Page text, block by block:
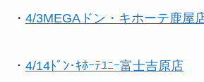
・ 4/3MEGAドン・キホーテ鹿屋
・ 4/14ﾄﾞﾝ･ｷﾎｰﾃﾕﾆｰ富士吉原店